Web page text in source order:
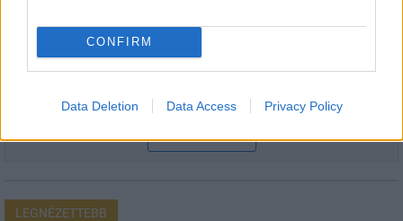
CONFIRM
Data Deletion Data Access Privacy Policy
szabályzatot!
LEGNÉZETTEBB